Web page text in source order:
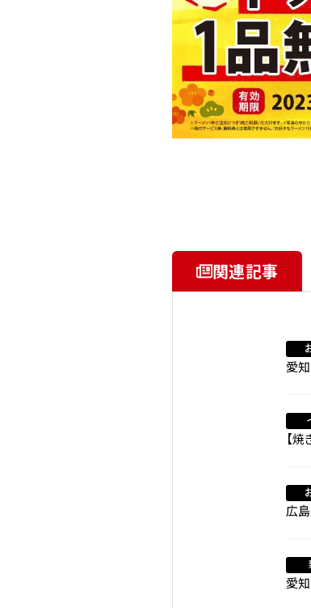
関連記事
愛
【
広
愛